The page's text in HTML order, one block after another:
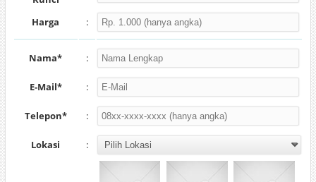
Harga :
Nama* :
E-Mail* :
Telepon* :
Lokasi :